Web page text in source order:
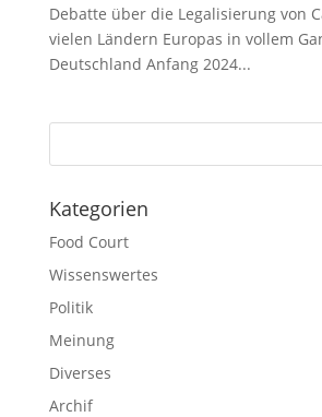
Debatte über die Legalisierung von
vielen Ländern Europas in vollem
Deutschland Anfang 2024...
Kategorien
Food Court
Wissenswertes
Politik
Meinung
Diverses
Archif